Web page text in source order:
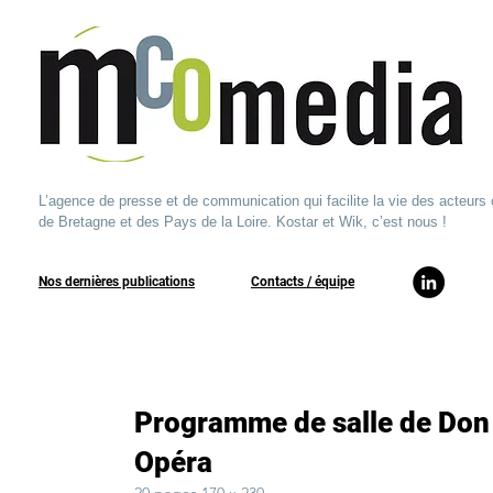
L’agence de presse et de communication qui facilite la vie des acteurs
de Bretagne et des Pays de la Loire. Kostar et Wik, c’est nous !
Nos dernières publications ​Contacts / équipe​
Programme de salle de
Opéra